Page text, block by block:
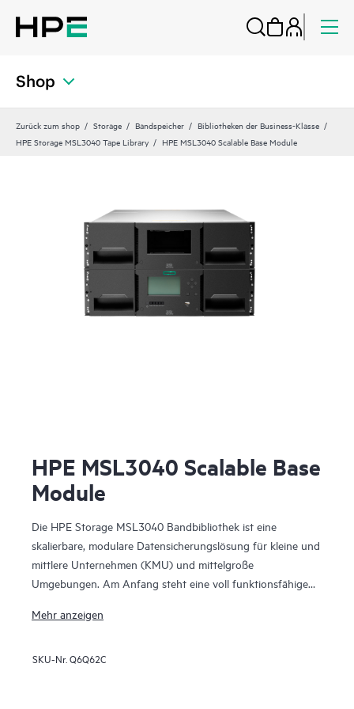
Shop
Zurück zum shop Storage Bandspeicher
Bibliotheken der Business-Klasse
HPE Storage MSL3040 Tape Library
HPE MSL3040 Scalable Base Module
HPE MSL3040 Scalable Base
Module
Die HPE Storage MSL3040 Bandbibliothek ist eine
skalierbare, modulare Datensicherungslösung für kleine und
mittlere Unternehmen (KMU) und mittelgroße
Umgebungen. Am Anfang steht eine voll funktionsfähige
werden kann und als kompaktes, aber leistungsstarkes
ausgehend kann mit Erweiterungsmodulen auf bis zu 48U
Mehr anzeigen
SKU-Nr. Q6Q62C